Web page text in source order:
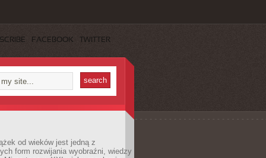
FACEBOOK TWITTER
od wieków jest jedną z
form rozwijania wyobraźni, wiedzy